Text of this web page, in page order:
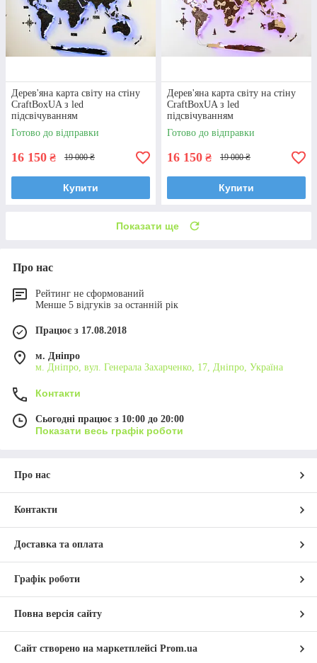
Дерев'яна карта світу на стіну
CraftBoxUA з led
підсвічуванням
Готово до відправки
16 150 ₴ 19 000 ₴
Купити
Дерев'яна карта світу на стіну
CraftBoxUA з led
підсвічуванням
Готово до відправки
16 150 ₴ 19 000 ₴
Купити
Показати ще
Про нас
Рейтинг не сформований
Менше 5 відгуків за останній рік
Працює з 17.08.2018
м. Дніпро
м. Дніпро, вул. Генерала Захарченко, 17, Дніпро, Україна
Контакти
Сьогодні працює з 10:00 до 20:00
Показати весь графік роботи
Про нас
Контакти
Доставка та оплата
Графік роботи
Повна версія сайту
Сайт створено на маркетплейсі Prom.ua